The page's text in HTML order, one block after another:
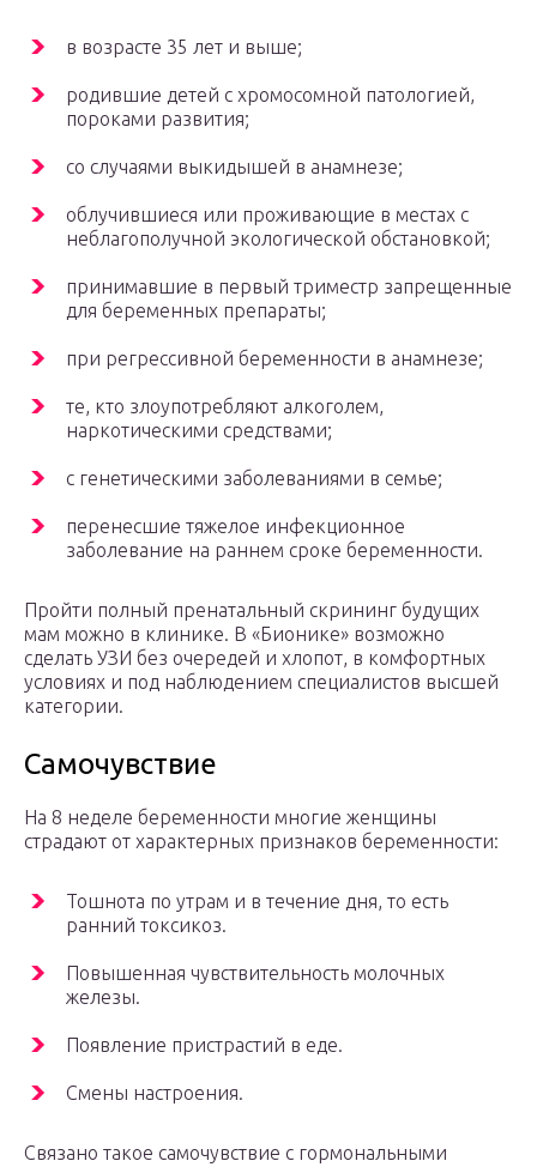
в возрасте 35 лет и выше;
родившие детей с хромосомной патологией,
пороками развития;
со случаями выкидышей в анамнезе;
облучившиеся или проживающие в местах с
неблагополучной экологической обстановкой;
принимавшие в первый триместр запрещенные
для беременных препараты;
при регрессивной беременности в анамнезе;
те, кто злоупотребляют алкоголем,
наркотическими средствами;
с генетическими заболеваниями в семье;
перенесшие тяжелое инфекционное
заболевание на раннем сроке беременности.
Пройти полный пренатальный скрининг будущих
мам можно в клинике. В «Бионике» возможно
сделать УЗИ без очередей и хлопот, в комфортных
условиях и под наблюдением специалистов высшей
категории.
Самочувствие
На 8 неделе беременности многие женщины
страдают от характерных признаков беременности:
Тошнота по утрам и в течение дня, то есть
ранний токсикоз.
Повышенная чувствительность молочных
железы.
Появление пристрастий в еде.
Смены настроения.
Связано такое самочувствие с гормональными